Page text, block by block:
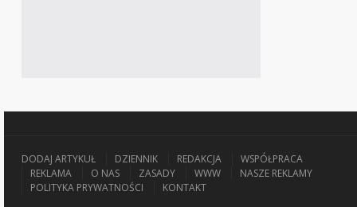
DODAJ ARTYKUŁ DZIENNIK REDAKCJA
WSPÓŁPRACA
REKLAMA
O NAS ZASADY WWW
NASZE REKLAMY
POLITYKA PRYWATNOŚCI
KONTAKT